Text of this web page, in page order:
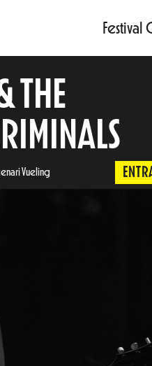
Festival
THE
Vueling